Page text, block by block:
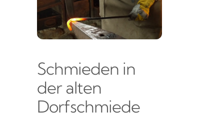
Schmieden in
der alten
Dorfschmiede